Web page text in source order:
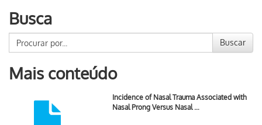
Busca
Buscar
Mais conteúdo
Incidence of Nasal Trauma Associated with
Nasal Prong Versus Nasal …